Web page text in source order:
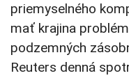
priemyselného
mať krajina
podzemných
Reuters denná